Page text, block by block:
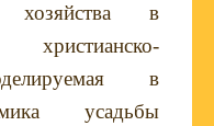
хозяйства в
христианско-
в
усадьбы